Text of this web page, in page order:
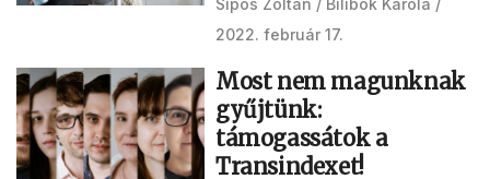
Sipos Zoltán
Bilibók Karola
2022. február 17.
Most nem magunknak
gyűjtünk:
támogassátok a
Transindexet!